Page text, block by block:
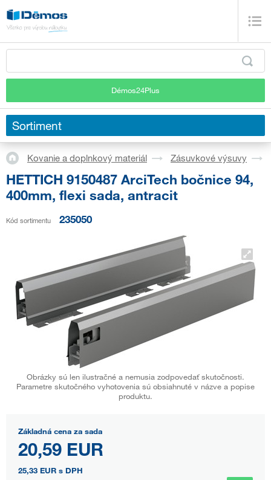
Démos24Plus
Sortiment
Kovanie a doplnkový materiál Zásuvkové výsuvy
HETTICH 9150487 ArciTech bočnice 94,
400mm, flexi sada, antracit
Kód sortimentu 235050
Obrázky sú len ilustračné a nemusia zodpovedať skutočnosti.
Parametre skutočného vyhotovenia sú obsiahnuté v názve a popise
produktu.
Základná cena za sada
20,59 EUR
25,33 EUR s DPH